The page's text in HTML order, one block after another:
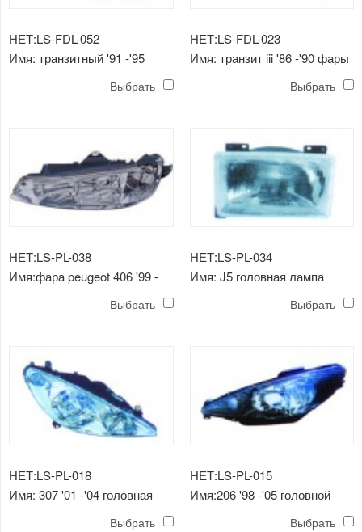
НЕТ:LS-FDL-052
Имя: транзитный '91 -'95
Выбрать
НЕТ:LS-FDL-023
Имя: транзит iii '86 -'90 фары
Выбрать
НЕТ:LS-PL-038
Имя:фара peugeot 406 '99 -
Выбрать
НЕТ:LS-PL-034
Имя: J5 головная лампа
Выбрать
НЕТ:LS-PL-018
Имя: 307 '01 -'04 головная
Выбрать
НЕТ:LS-PL-015
Имя:206 '98 -'05 головной
Выбрать